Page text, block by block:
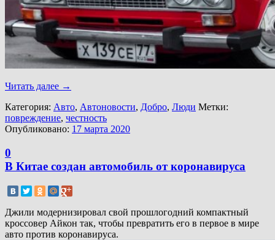
Читать далее →
Категория: Авто, Автоновости, Добро, Люди Метки:
повреждение, честность
Опубликовано: 17 марта 2020
0
В Китае создан автомобиль от коронавируса
Джили модернизировал свой прошлогодний компактный
кроссовер Айкон так, чтобы превратить его в первое в мире
авто против коронавируса.